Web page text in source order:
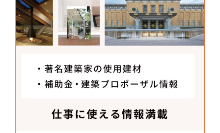
〒763-8504
香川県丸亀市土器町東8丁目537番地1
TEL：0120-212-459
kenzai.shikoku.co.jp/